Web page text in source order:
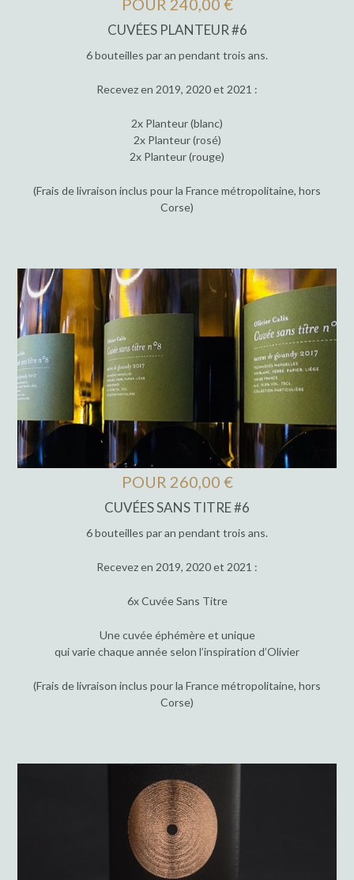
POUR 240,00 €
CUVÉES PLANTEUR #6
6 bouteilles par an pendant trois ans.
Recevez en 2019, 2020 et 2021 :
2x Planteur (blanc)
2x Planteur (rosé)
2x Planteur (rouge)
(Frais de livraison inclus pour la France métropolitaine, hors
Corse)
POUR 260,00 €
CUVÉES SANS TITRE #6
6 bouteilles par an pendant trois ans.
Recevez en 2019, 2020 et 2021 :
6x Cuvée Sans Titre
Une cuvée éphémère et unique
qui varie chaque année selon l’inspiration d’Olivier
(Frais de livraison inclus pour la France métropolitaine, hors
Corse)